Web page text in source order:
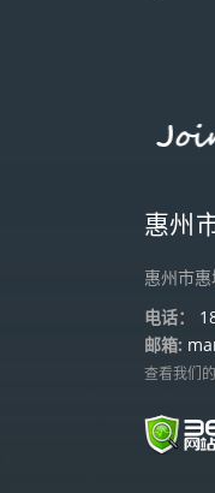
惠州
惠州市
电话：
邮箱:
查看我们